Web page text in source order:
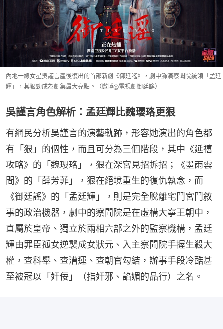
內地一線女星吳謹言產後復出的首部新劇《御廷謠》，劇中飾演察聞院統領「孟廷
輝」，其狠勁成為劇集最大亮點。（微博@電視劇御廷謠）
吳謹言角色解析：孟廷輝比魏瓔珞更狠
有網民分析吳謹言的演藝軌跡，形容她演出的角色都
有「狠」的個性，而且可分為三個階段，其中《延禧
攻略》的「魏瓔珞」，狠在深宮見招拆招；《墨雨雲
間》的「薛芳菲」，狠在絕境重生的復仇執念，而
《御廷謠》的「孟廷輝」，則是完全脫離宅鬥宮鬥敘
事的政治機器，劇中的察聞院是在虛構大寧王朝中，
直屬於皇帝、獨立於兩相六部之外的監察機構，孟廷
輝由罪臣孤女逆襲成女狀元、入主察聞院手握生殺大
權，查科舉、查漕運、查朝官勾結，辦事手段冷酷甚
至被冠以「奸佞」（指奸邪、諂媚的品行）之名。